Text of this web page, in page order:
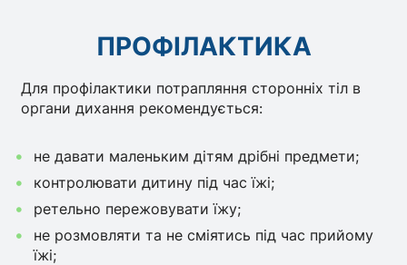
ПРОФІЛАКТИКА
Для профілактики потрапляння сторонніх тіл в
органи дихання рекомендується:
не давати маленьким дітям дрібні предмети;
контролювати дитину під час їжі;
ретельно пережовувати їжу;
не розмовляти та не сміятись під час прийому
їжі;